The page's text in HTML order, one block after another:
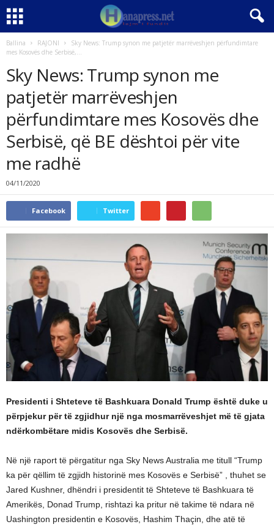
Ballina RAJONI
Sky News: Trump synon me patjetër marrëveshjen përfundimtare
mes Kosovës dhe Serbisë,...
Sky News: Trump synon me
patjetër marrëveshjen
përfundimtare mes Kosovës dhe
Serbisë, që BE dështoi për vite
me radhë
04/11/2020
Facebook Twitter
Presidenti i Shteteve të Bashkuara Donald Trump është duke u
përpjekur për të zgjidhur një nga mosmarrëveshjet më të gjata
ndërkombëtare midis Kosovës dhe Serbisë.
Në një raport të përgatitur nga Sky News Australia me titull “Trump
ka për qëllim të zgjidh historinë mes Kosovës e Serbisë” , thuhet se
Jared Kushner, dhëndri i presidentit të Shteteve të Bashkuara të
Amerikës, Donad Trump, rishtazi ka pritur në takime të ndara në
Uashington presidentin e Kosovës, Hashim Thaçin, dhe atë të